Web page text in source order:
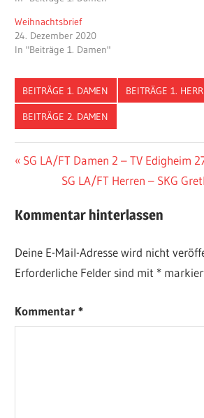
Weihnachtsbrief
24. Dezember 2020
In "Beiträge 1. Damen"
BEITRÄGE 1. DAMEN BEITRÄGE 1.
BEITRÄGE 2. DAMEN
Beitragsnavigation
Vorheriger
SG LA/FT Damen 2 – TV Edigheim
Nächster
SG LA/FT Herren – SKG
Kommentar hinterlassen
Deine E-Mail-Adresse wird nicht
Erforderliche Felder sind mit *
Kommentar*